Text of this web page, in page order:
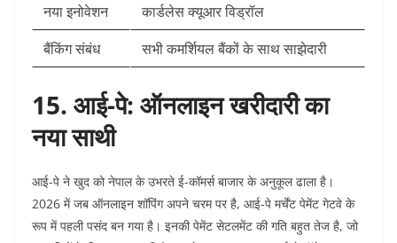
नया इनोवेशन
कार्डलेस क्यूआर विड्रॉल
बैंकिंग संबंध
सभी कमर्शियल बैंकों के साथ साझेदारी
15. आई-पे: ऑनलाइन खरीदारी का
नया साथी
आई-पे ने खुद को नेपाल के उभरते ई-कॉमर्स बाजार के अनुकूल ढाला है।
2026 में जब ऑनलाइन शॉपिंग अपने चरम पर है, आई-पे मर्चेंट पेमेंट गेटवे के
रूप में पहली पसंद बन गया है। इनकी पेमेंट सेटलमेंट की गति बहुत तेज है, जो